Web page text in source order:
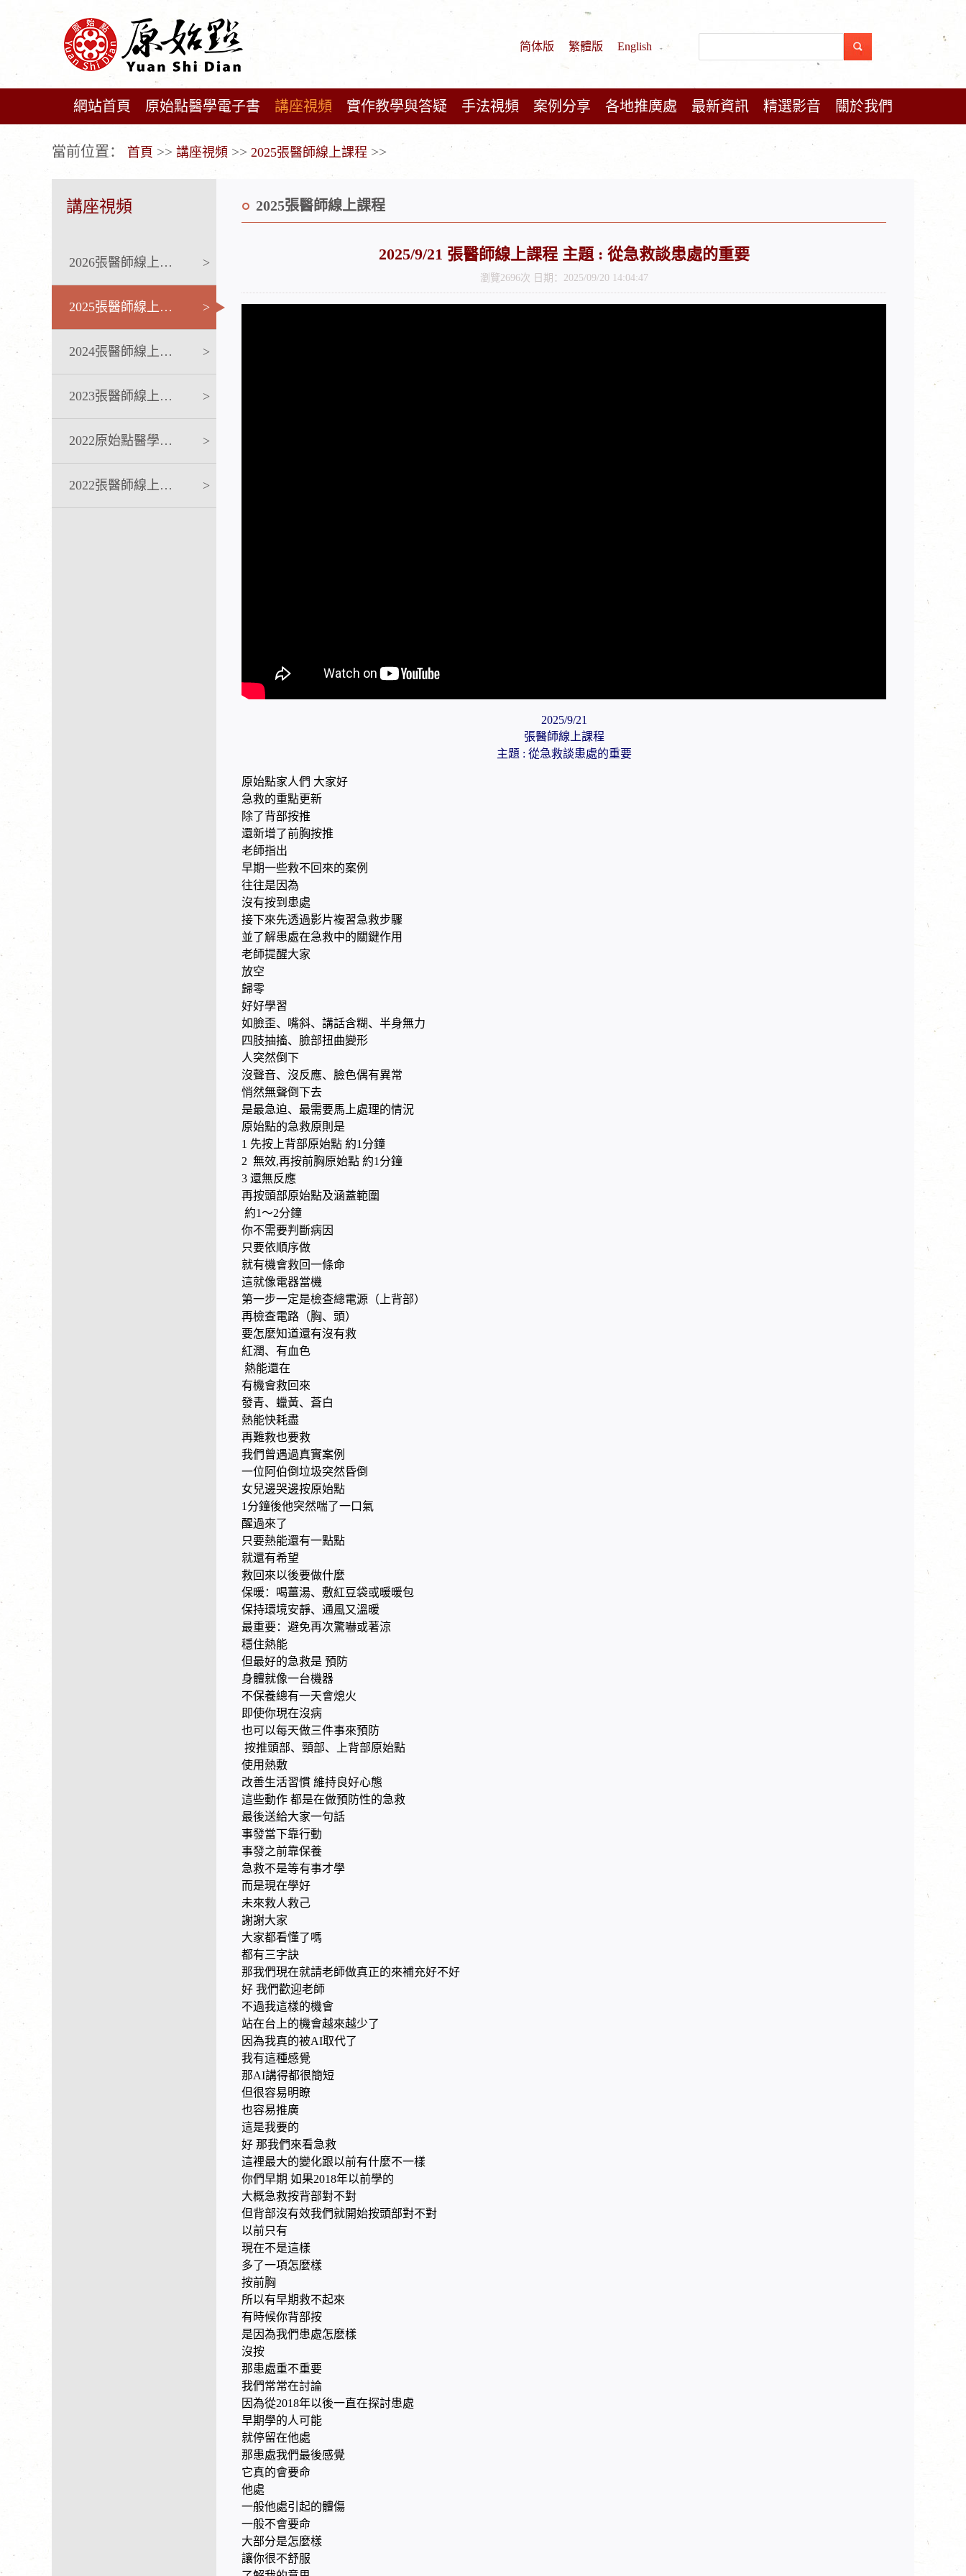
简体版 繁體版 English
網站首頁 原始點醫學電子書 講座視頻 實作教學與答疑 手法視頻 案例分享 各地推廣處 最新資訊 精選影音 關於我們
當前位置： 首頁 >> 講座視頻 >> 2025張醫師線上課程 >>
講座視頻
2026張醫師線上課程 >
2025張醫師線上課程 >
2024張醫師線上課程 >
2023張醫師線上課程 >
2022原始點醫學完整版講座 >
2022張醫師線上課程 >
2025張醫師線上課程
2025/9/21 張醫師線上課程 主題 : 從急救談患處的重要
瀏覽2696次 日期：2025/09/20 14:04:47
2025/9/21
張醫師線上課程
主題 : 從急救談患處的重要
原始點家人們 大家好
急救的重點更新
除了背部按推
還新增了前胸按推
老師指出
早期一些救不回來的案例
往往是因為
沒有按到患處
接下來先透過影片複習急救步驟
並了解患處在急救中的關鍵作用
老師提醒大家
放空
歸零
好好學習
如臉歪、嘴斜、講話含糊、半身無力
四肢抽搐、臉部扭曲變形
人突然倒下
沒聲音、沒反應、臉色偶有異常
悄然無聲倒下去
是最急迫、最需要馬上處理的情況
原始點的急救原則是
1 先按上背部原始點 約1分鐘
2 無效,再按前胸原始點 約1分鐘
3 還無反應
再按頭部原始點及涵蓋範圍
約1～2分鐘
你不需要判斷病因
只要依順序做
就有機會救回一條命
這就像電器當機
第一步一定是檢查總電源（上背部）
再檢查電路（胸、頭）
要怎麼知道還有沒有救
紅潤、有血色
熱能還在
有機會救回來
發青、蠟黃、蒼白
熱能快耗盡
再難救也要救
我們曾遇過真實案例
一位阿伯倒垃圾突然昏倒
女兒邊哭邊按原始點
1分鐘後他突然喘了一口氣
醒過來了
只要熱能還有一點點
就還有希望
救回來以後要做什麼
保暖：喝薑湯、敷紅豆袋或暖暖包
保持環境安靜、通風又溫暖
最重要：避免再次驚嚇或著涼
穩住熱能
但最好的急救是 預防
身體就像一台機器
不保養總有一天會熄火
即使你現在沒病
也可以每天做三件事來預防
按推頭部、頸部、上背部原始點
使用熱敷
改善生活習慣 維持良好心態
這些動作 都是在做預防性的急救
最後送給大家一句話
事發當下靠行動
事發之前靠保養
急救不是等有事才學
而是現在學好
未來救人救己
謝謝大家
大家都看懂了嗎
都有三字訣
那我們現在就請老師做真正的來補充好不好
好 我們歡迎老師
不過我這樣的機會
站在台上的機會越來越少了
因為我真的被AI取代了
我有這種感覺
那AI講得都很簡短
但很容易明瞭
也容易推廣
這是我要的
好 那我們來看急救
這裡最大的變化跟以前有什麼不一樣
你們早期 如果2018年以前學的
大概急救按背部對不對
但背部沒有效我們就開始按頭部對不對
以前只有
現在不是這樣
多了一項怎麼樣
按前胸
所以有早期救不起來
有時候你背部按
是因為我們患處怎麽樣
沒按
那患處重不重要
我們常常在討論
因為從2018年以後一直在探討患處
早期學的人可能
就停留在他處
那患處我們最後感覺
它真的會要命
他處
一般他處引起的體傷
一般不會要命
大部分是怎麼樣
讓你很不舒服